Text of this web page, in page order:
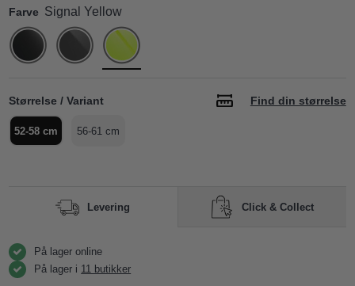
Farve Signal Yellow
Størrelse / Variant Find din størrelse
52-58 cm 56-61 cm
Levering Click & Collect
På lager online
På lager i 11 butikker